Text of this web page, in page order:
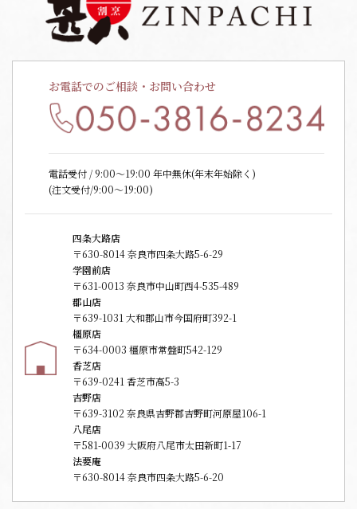
お電話でのご相談・お問い合わせ
電話受付 / 9:00〜19:00 年中無休(年末年始除く)
(注文受付/9:00～19:00)
四条大路店
〒630-8014 奈良市四条大路5-6-29
学園前店
〒631-0013 奈良市中山町西4-535-489
郡山店
〒639-1031 大和郡山市今国府町392-1
橿原店
〒634-0003 橿原市常盤町542-129
香芝店
〒639-0241 香芝市高5-3
吉野店
〒639-3102 奈良県吉野郡吉野町河原屋106-1
八尾店
〒581-0039 大阪府八尾市太田新町1-17
法要庵
〒630-8014 奈良市四条大路5-6-20